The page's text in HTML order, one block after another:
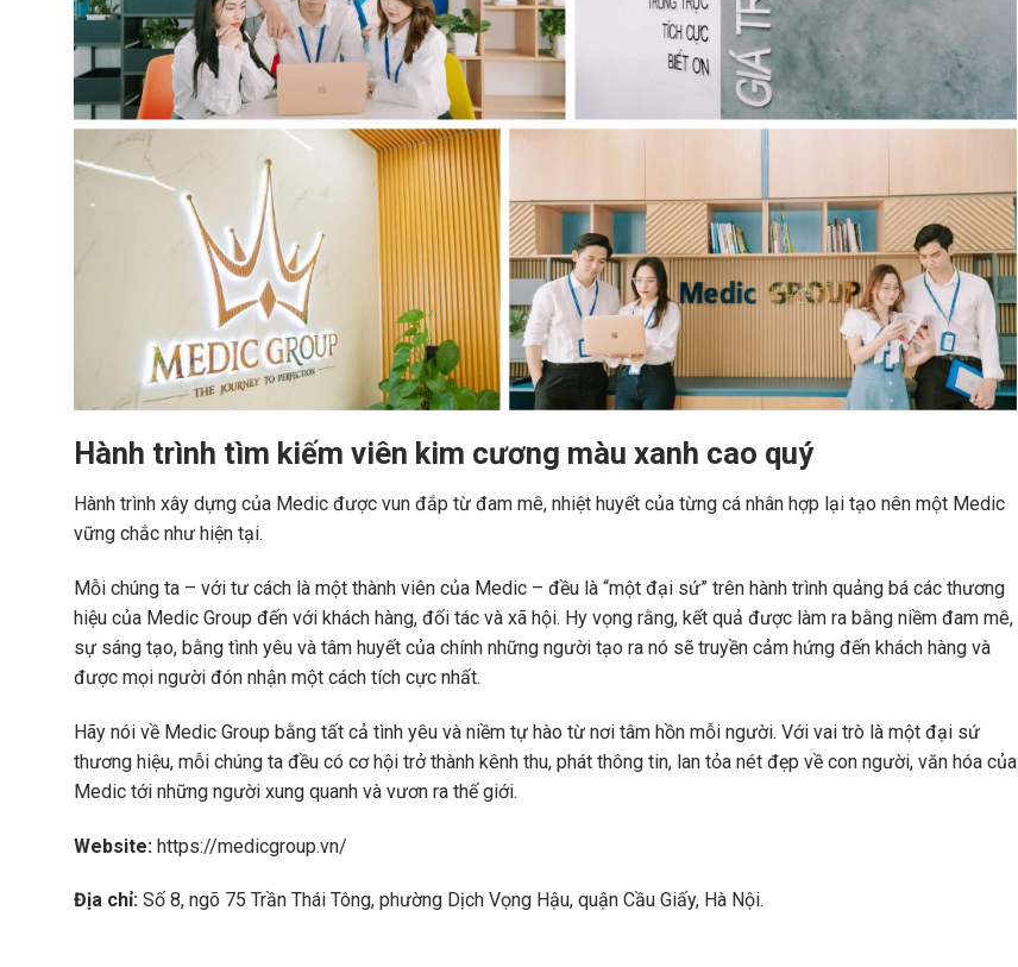
Hành trình tìm kiếm viên kim cương màu xanh cao quý
Hành trình xây dựng của Medic được vun đắp từ đam mê, nhiệt huyết của từng cá nhân hợp lại tạo nên một Medic
vững chắc như hiện tại.
Mỗi chúng ta – với tư cách là một thành viên của Medic – đều là “một đại sứ” trên hành trình quảng bá các thương
hiệu của Medic Group đến với khách hàng, đối tác và xã hội. Hy vọng rằng, kết quả được làm ra bằng niềm đam mê,
sự sáng tạo, bằng tình yêu và tâm huyết của chính những người tạo ra nó sẽ truyền cảm hứng đến khách hàng và
được mọi người đón nhận một cách tích cực nhất.
Hãy nói về Medic Group bằng tất cả tình yêu và niềm tự hào từ nơi tâm hồn mỗi người. Với vai trò là một đại sứ
thương hiệu, mỗi chúng ta đều có cơ hội trở thành kênh thu, phát thông tin, lan tỏa nét đẹp về con người, văn hóa của
Medic tới những người xung quanh và vươn ra thế giới.
Website: https://medicgroup.vn/
Địa chỉ: Số 8, ngõ 75 Trần Thái Tông, phường Dịch Vọng Hậu, quận Cầu Giấy, Hà Nội.